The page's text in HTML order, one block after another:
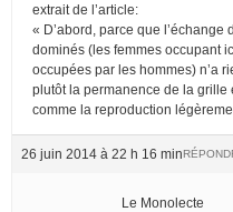
extrait de l’article:
« D’abord, parce que
dominés (les femmes occupant
occupées par les hommes) n’a
plutôt la permanence de la grille
comme la reproduction
26 juin 2014 à 22 h 16 min
Le Monolecte